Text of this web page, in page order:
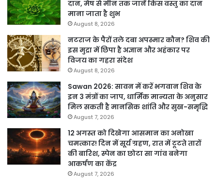
दान, मेष से मीन तक जानें किस वस्तु का दान
माना जाता है शुभ
August 8, 2026
नटराज के पैरों तले दबा अपस्मार कौन? शिव की
इस मुद्रा में छिपा है अज्ञान और अहंकार पर
विजय का गहरा संदेश
August 8, 2026
Sawan 2026: सावन में करें भगवान शिव के
इन 3 मंत्रों का जाप, धार्मिक मान्यता के अनुसार
मिल सकती है मानसिक शांति और सुख-समृद्धि
August 7, 2026
12 अगस्त को दिखेगा आसमान का अनोखा
चमत्कार! दिन में सूर्य ग्रहण, रात में टूटते तारों
की बारिश, स्पेन का छोटा सा गांव बनेगा
आकर्षण का केंद्र
August 7, 2026